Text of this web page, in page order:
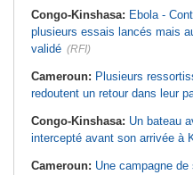
Congo-Kinshasa: Ebola -
plusieurs essais lancés mais
validé (RFI)
Cameroun: Plusieurs
redoutent un retour dans leur
Congo-Kinshasa: Un bateau
intercepté avant son arrivée à
Cameroun: Une campagne